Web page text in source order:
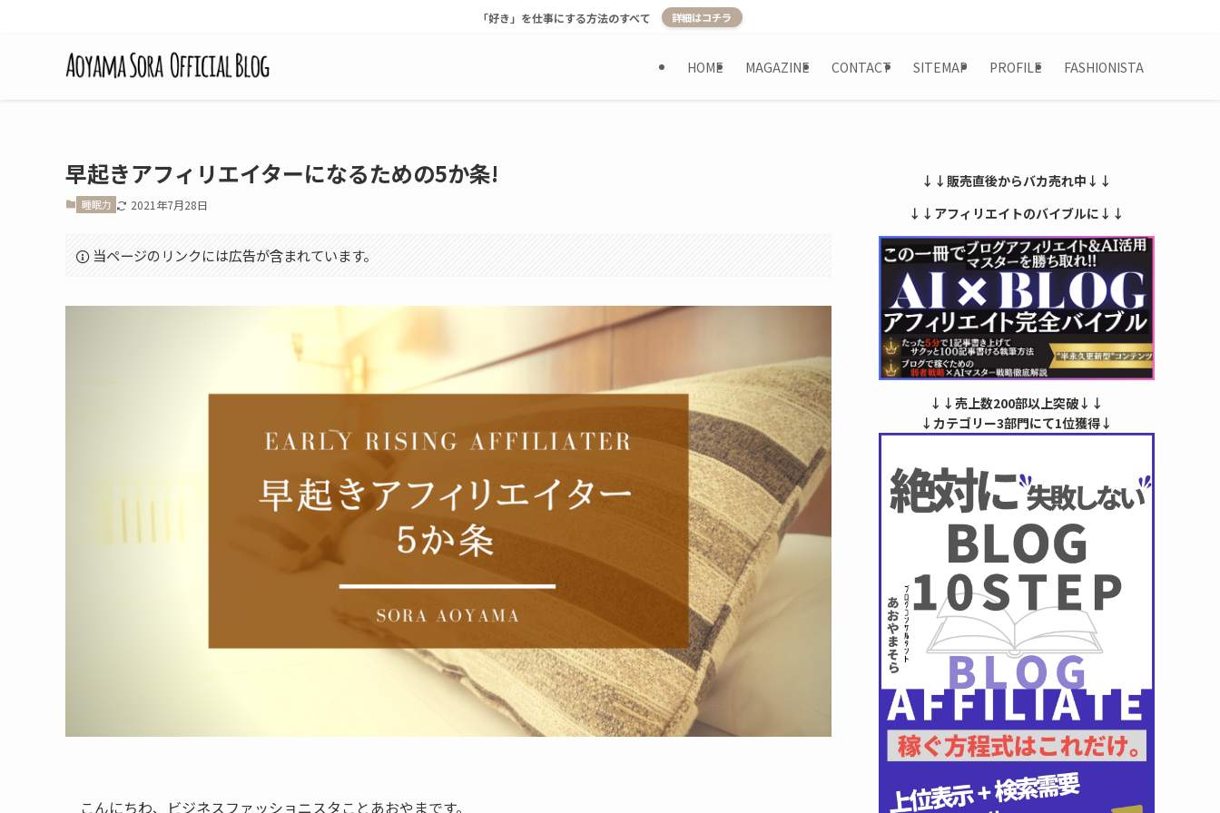
「好き」を仕事にする方法のすべて 詳細はコチラ
HOME MAGAZINE CONTACT SITEMAP PROFILE FASHIONISTA
早起きアフィリエイターになるための5か条!
睡眠力 2021年7月28日
当ページのリンクには広告が含まれています。
こんにちわ、ビジネスファッショニスタことあおやまです。
↓↓販売直後からバカ売れ中↓↓
↓↓アフィリエイトのバイブルに↓↓
↓↓売上数200部以上突破↓↓
↓カテゴリー3部門にて1位獲得↓